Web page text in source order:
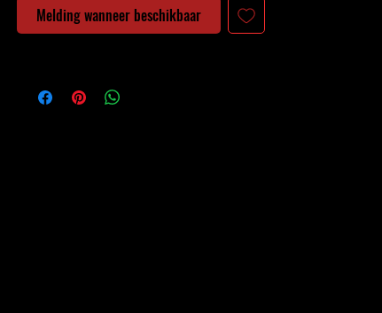
Melding wanneer beschikbaar